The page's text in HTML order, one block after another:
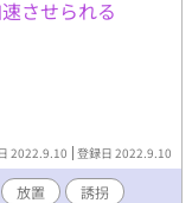
させられる
2022.9.10 登録日 2022.9.10
放置 誘拐